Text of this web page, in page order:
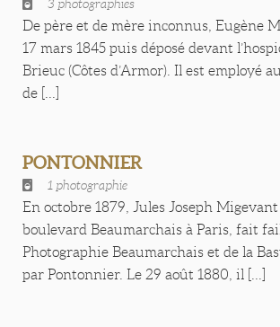
3 photographies
De père et de mère inconnus, Eugène
17 mars 1845 puis déposé devant
Brieuc (Côtes d’Armor). Il est employé
de [...]
PONTONNIER
1 photographie
En octobre 1879, Jules Joseph
boulevard Beaumarchais à Paris, fait
Photographie Beaumarchais et de la
par Pontonnier. Le 29 août 1880, il [...]